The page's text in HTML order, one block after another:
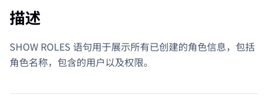
描述
SHOW ROLES 语句用于展示所有已创建的角色信息，包括
角色名称，包含的用户以及权限。